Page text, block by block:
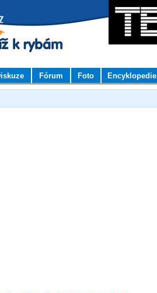
Fórum Foto Encyklopedie